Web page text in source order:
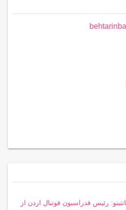
رئیس فدراسیون فوتبال اردن از